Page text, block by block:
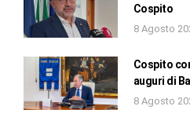
Cospito
8 Agosto
Cospito
auguri di
8 Agosto